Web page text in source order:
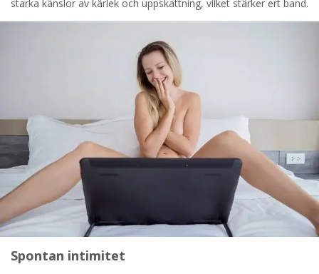
starka känslor av kärlek och uppskattning, vilket stärker ert band.
Spontan intimitet